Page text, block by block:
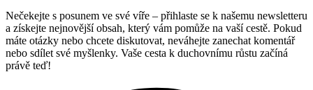
Nečekejte s posunem ve své víře – přihlaste se k našemu newsletteru
a získejte nejnovější obsah, který vám pomůže na vaší cestě. Pokud
máte otázky nebo chcete diskutovat, neváhejte zanechat komentář
nebo sdílet své myšlenky. Vaše cesta k duchovnímu růstu začíná
právě teď!